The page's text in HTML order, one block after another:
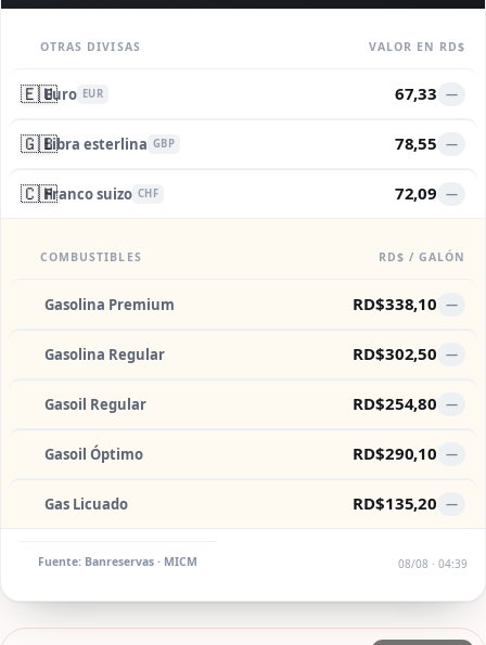
OTRAS DIVISAS VALOR EN RD$
🇪🇺Euro EUR 67,33 —
🇬🇧Libra esterlina GBP 78,55 —
🇨🇭Franco suizo CHF 72,09 —
COMBUSTIBLES RD$ / GALÓN
Gasolina Premium RD$338,10 —
Gasolina Regular RD$302,50 —
Gasoil Regular RD$254,80 —
Gasoil Óptimo RD$290,10 —
Gas Licuado RD$135,20 —
Fuente: Banreservas · MICM 08/08 · 04:39